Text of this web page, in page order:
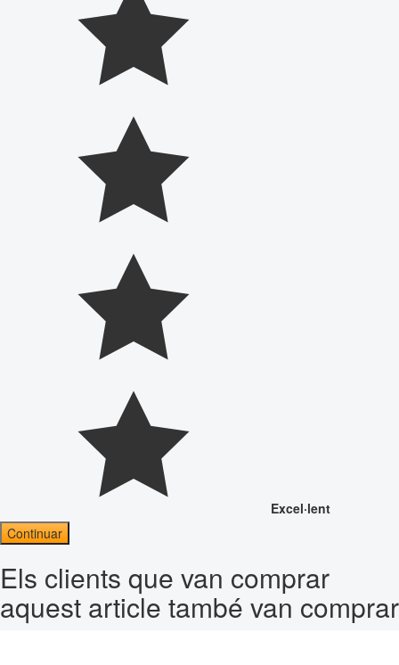
Excel·lent
Continuar
Els clients que van comprar
aquest article també van comprar